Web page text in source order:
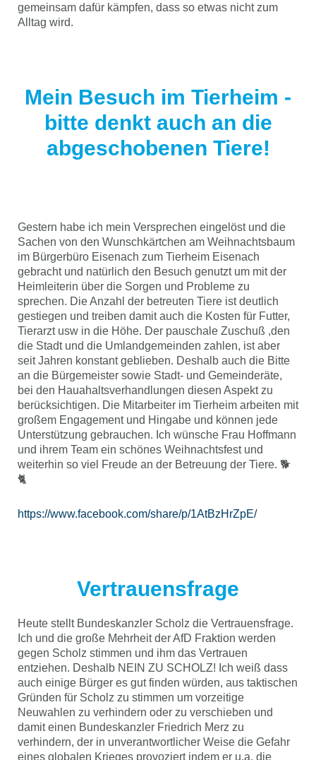
gemeinsam dafür kämpfen, dass so etwas nicht zum
Alltag wird.
Mein Besuch im Tierheim -
bitte denkt auch an die
abgeschobenen Tiere!
Gestern habe ich mein Versprechen eingelöst und die
Sachen von den Wunschkärtchen am Weihnachtsbaum
im Bürgerbüro Eisenach zum Tierheim Eisenach
gebracht und natürlich den Besuch genutzt um mit der
Heimleiterin über die Sorgen und Probleme zu
sprechen. Die Anzahl der betreuten Tiere ist deutlich
gestiegen und treiben damit auch die Kosten für Futter,
Tierarzt usw in die Höhe. Der pauschale Zuschuß ,den
die Stadt und die Umlandgemeinden zahlen, ist aber
seit Jahren konstant geblieben. Deshalb auch die Bitte
an die Bürgemeister sowie Stadt- und Gemeinderäte,
bei den Hauahaltsverhandlungen diesen Aspekt zu
berücksichtigen. Die Mitarbeiter im Tierheim arbeiten mit
großem Engagement und Hingabe und können jede
Unterstützung gebrauchen. Ich wünsche Frau Hoffmann
und ihrem Team ein schönes Weihnachtsfest und
weiterhin so viel Freude an der Betreuung der Tiere. 🐕
🐈
https://www.facebook.com/share/p/1AtBzHrZpE/
Vertrauensfrage
Heute stellt Bundeskanzler Scholz die Vertrauensfrage.
Ich und die große Mehrheit der AfD Fraktion werden
gegen Scholz stimmen und ihm das Vertrauen
entziehen. Deshalb NEIN ZU SCHOLZ! Ich weiß dass
auch einige Bürger es gut finden würden, aus taktischen
Gründen für Scholz zu stimmen um vorzeitige
Neuwahlen zu verhindern oder zu verschieben und
damit einen Bundeskanzler Friedrich Merz zu
verhindern, der in unverantwortlicher Weise die Gefahr
eines globalen Krieges provoziert indem er u.a. die